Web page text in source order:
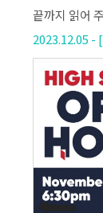
끝까지 읽어
2023.12.05 -